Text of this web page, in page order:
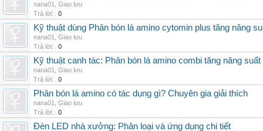
nana01
Giao lưu
Trả lời:
0
Kỹ thuật dùng Phân bón lá amino cytomin plus tăng năng
nana01
Giao lưu
Trả lời:
0
Kỹ thuật canh tác: Phân bón lá amino combi tăng năng suất
nana01
Giao lưu
Trả lời:
0
Phân bón lá amino có tác dụng gì? Chuyên gia giải thích
nana01
Giao lưu
Trả lời:
0
Đèn LED nhà xưởng: Phân loại và ứng dụng chi tiết